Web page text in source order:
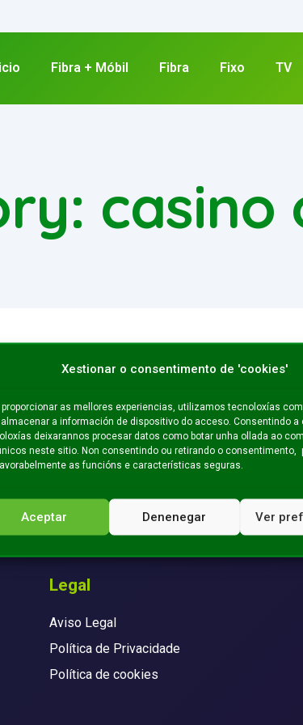
Xestionar o consentimento de 'cookies'
proporcionar as mellores experiencias, utilizamos tecnoloxías
almacenar a información de dispositivo do acceso. Consentindo a
deixarannos procesar datos como botar unha ollada ao
neste sitio. Non consentindo ou retirando o consentimento,
as funcións e características seguras.
Aceptar Denenegar Ver
Fibra + Móbil Fibra Fixo TV
casino
Legal
Aviso Legal
Política de Privacidade
Política de cookies